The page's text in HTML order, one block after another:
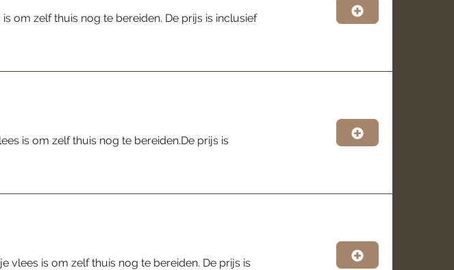
om zelf thuis nog te bereiden. De prijs is inclusief
is om zelf thuis nog te bereiden.De prijs is
vlees is om zelf thuis nog te bereiden. De prijs is